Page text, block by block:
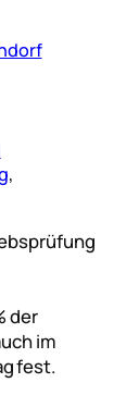
der
im
fest.